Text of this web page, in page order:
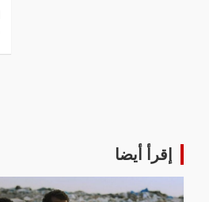
إقرأ أيضا